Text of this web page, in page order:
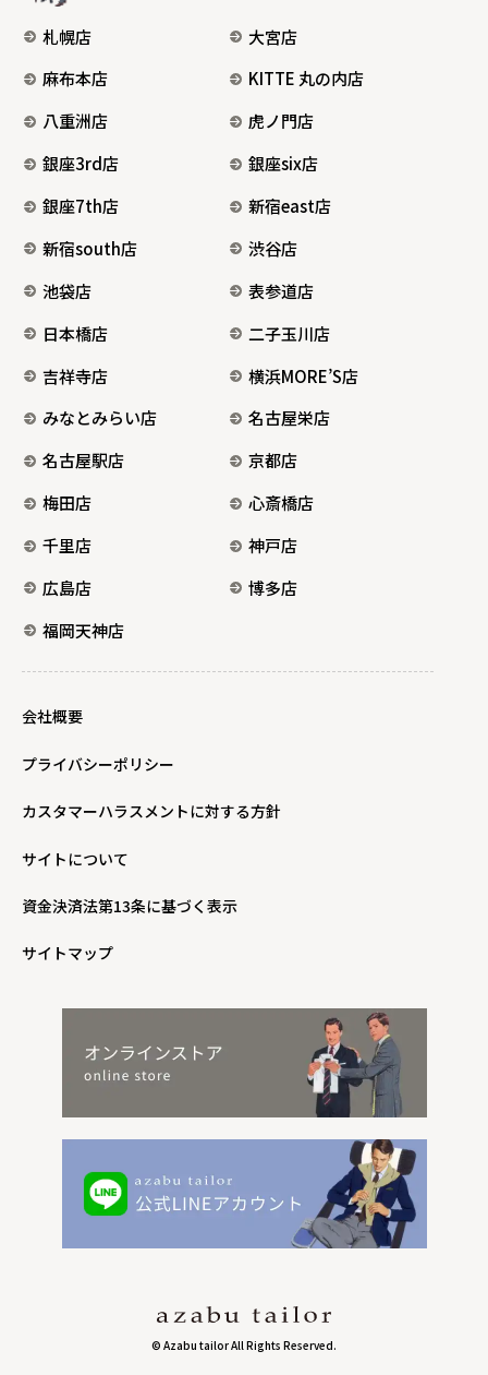
札幌店
大宮店
麻布本店
KITTE 丸の内店
八重洲店
虎ノ門店
銀座3rd店
銀座six店
銀座7th店
新宿east店
新宿south店
渋谷店
池袋店
表参道店
日本橋店
二子玉川店
吉祥寺店
横浜MORE’S店
みなとみらい店
名古屋栄店
名古屋駅店
京都店
梅田店
心斎橋店
千里店
神戸店
広島店
博多店
福岡天神店
会社概要
プライバシーポリシー
カスタマーハラスメントに対する方針
サイトについて
資金決済法第13条に基づく表示
サイトマップ
© Azabu tailor All Rights Reserved.